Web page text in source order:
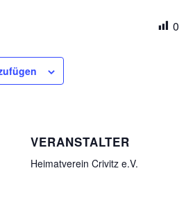
0
VERANSTALTER
Heimatverein Crivitz e.V.